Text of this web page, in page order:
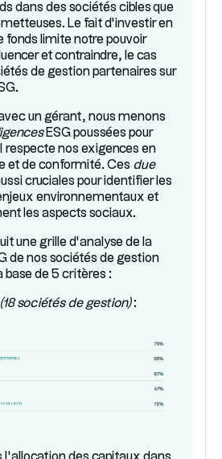
dans des sociétés cibles que
Le fait d’investir en
fonds limite notre pouvoir
et contraindre, le cas
de gestion partenaires sur
un gérant, nous menons
ESG poussées pour
respecte nos exigences en
et de conformité. Ces due
cruciales pour identifier les
environnementaux et
les aspects sociaux.
une grille d’analyse de la
de nos sociétés de gestion
base de 5 critères :
sociétés de gestion):